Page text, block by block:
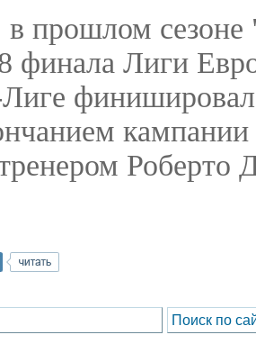
прошлом сезоне
финала Лиги
Роберто